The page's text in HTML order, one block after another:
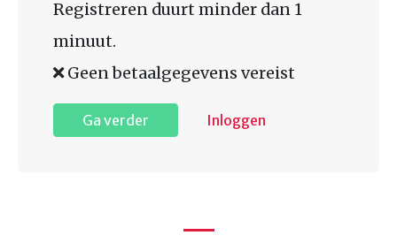
Registreren duurt minder dan 1
minuut.
Geen betaalgegevens vereist
Ga verder Inloggen